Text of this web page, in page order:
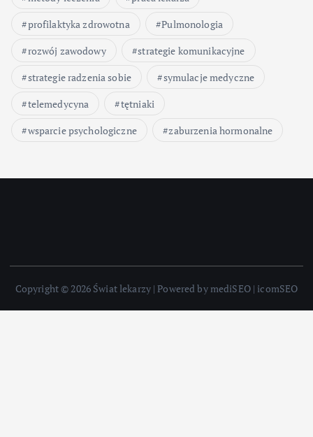
profilaktyka zdrowotna
Pulmonologia
rozwój zawodowy
strategie komunikacyjne
strategie radzenia sobie
symulacje medyczne
telemedycyna
tętniaki
wsparcie psychologiczne
zaburzenia hormonalne
Copyright © 2026 Świat lekarzy | Powered by mediSEO | icomSEO